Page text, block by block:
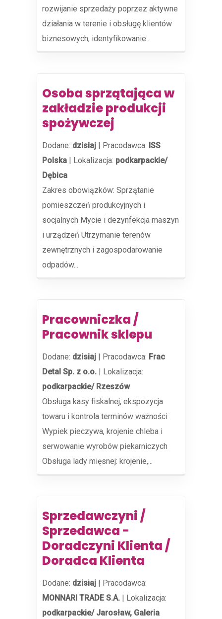
rozwijanie sprzedaży poprzez aktywne
działania w terenie i obsługę klientów
biznesowych, identyfikowanie...
Osoba sprzątająca w
zakładzie produkcji
spożywczej
Dodane: dzisiaj | Pracodawca: ISS
Polska | Lokalizacja: podkarpackie/
Dębica
Zakres obowiązków: Sprzątanie
pomieszczeń produkcyjnych i
socjalnych Mycie i dezynfekcja maszyn
i urządzeń Utrzymanie terenów
zewnętrznych i zagospodarowanie
odpadów...
Pracowniczka /
Pracownik sklepu
Dodane: dzisiaj | Pracodawca: Frac
Detal Sp. z o.o. | Lokalizacja:
podkarpackie/ Rzeszów
Obsługa kasy fiskalnej, ekspozycja
towaru i kontrola terminów ważności
Wypiek pieczywa, krojenie chleba i
serwowanie wyrobów piekarniczych
Obsługa lady mięsnej: krojenie,...
Sprzedawczyni /
Sprzedawca -
Doradczyni Klienta /
Doradca Klienta
Dodane: dzisiaj | Pracodawca:
MONNARI TRADE S.A. | Lokalizacja:
podkarpackie/ Jarosław, Galeria